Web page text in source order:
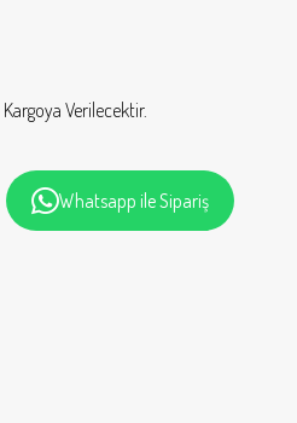
Kargoya Verilecektir.
Whatsapp ile Sipariş